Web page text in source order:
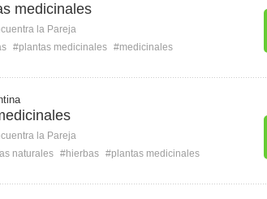
medicinales
la Pareja
#plantas medicinales #medicinales
la Pareja
naturales #hierbas #plantas medicinales